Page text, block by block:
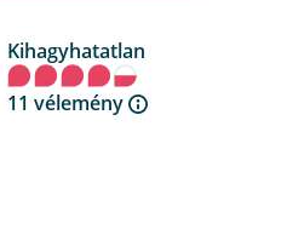
Kihagyhatatlan
11 vélemény